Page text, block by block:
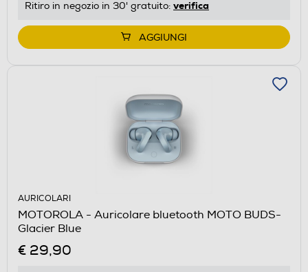
Ritiro in negozio in 30' gratuito: verifica
AGGIUNGI
AURICOLARI
MOTOROLA - Auricolare bluetooth MOTO BUDS-
Glacier Blue
€ 29,90